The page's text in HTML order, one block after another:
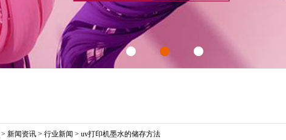
> 新闻资讯 > 行业新闻 > uv打印机墨水的储存方法